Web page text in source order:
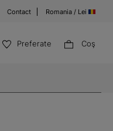
Contact Romania / Lei
Preferate Coş